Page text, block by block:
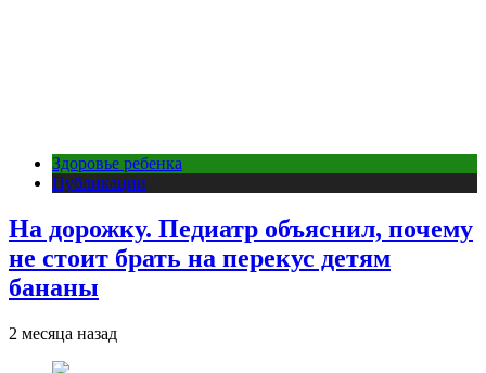
Здоровье ребенка
Публикации
На дорожку. Педиатр объяснил, почему
не стоит брать на перекус детям
бананы
2 месяца назад